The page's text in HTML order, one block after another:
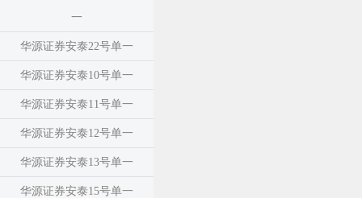
一
华源证券安泰22号单一
华源证券安泰10号单一
华源证券安泰11号单一
华源证券安泰12号单一
华源证券安泰13号单一
华源证券安泰15号单一